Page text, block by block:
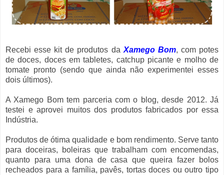
Recebi esse kit de produtos da Xamego Bom, com potes
de doces, doces em tabletes, catchup picante e molho de
tomate pronto (sendo que ainda não experimentei esses
dois últimos).
A Xamego Bom tem parceria com o blog, desde 2012. Já
testei e aprovei muitos dos produtos fabricados por essa
Indústria.
Produtos de ótima qualidade e bom rendimento. Serve tanto
para doceiras, boleiras que trabalham com encomendas,
quanto para uma dona de casa que queira fazer bolos
recheados para a família, pavês, tortas doces ou outro tipo